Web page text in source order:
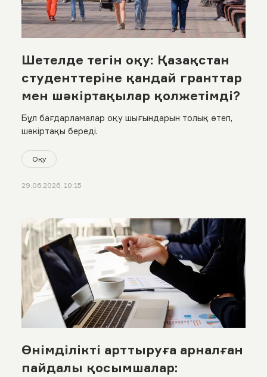
Шетелде тегін оқу: Қазақстан
студенттеріне қандай гранттар
мен шәкіртақылар қолжетімді?
Бұл бағдарламалар оқу шығындарын толық өтеп,
шәкіртақы береді.
Оқу
29.06.2026, 10:15
Өнімділікті арттыруға арналған
пайдалы қосымшалар: